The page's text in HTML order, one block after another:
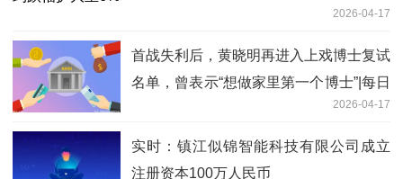
2026-04-17
首战失利后，黄晓明再进入上戏博士复试
名单，曾表示“想做家里第一个博士”|每日
2026-04-17
实时：镇江似锦智能科技有限公司成立
注册资本100万人民币